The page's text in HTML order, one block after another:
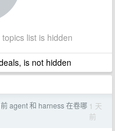
list is hidden
is not hidden
agent 和 harness 在卷哪 1 天
前